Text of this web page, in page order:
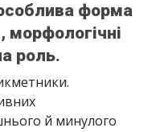
форма
морфологічні
роль.
й минулого